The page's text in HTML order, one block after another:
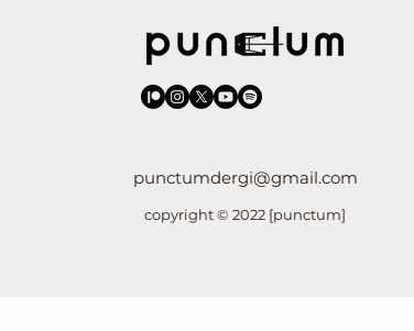
Auto-Bio-Graphy: Orhan
Ahmet Erhan’ın
Şiirlerinde Önbelleği
punctumdergi@gmail.com
copyright © 2022 [punctum]